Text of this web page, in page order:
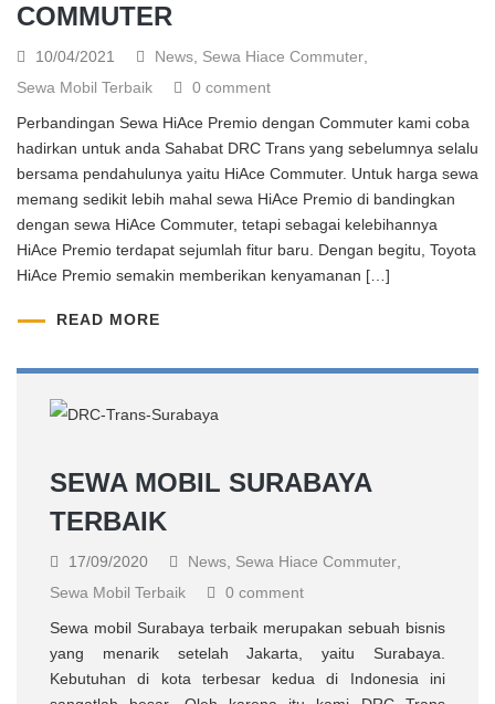
COMMUTER
10/04/2021 News, Sewa Hiace Commuter,
Sewa Mobil Terbaik
0 comment
Perbandingan Sewa HiAce Premio dengan Commuter kami coba
hadirkan untuk anda Sahabat DRC Trans yang sebelumnya selalu
bersama pendahulunya yaitu HiAce Commuter. Untuk harga sewa
memang sedikit lebih mahal sewa HiAce Premio di bandingkan
dengan sewa HiAce Commuter, tetapi sebagai kelebihannya
HiAce Premio terdapat sejumlah fitur baru. Dengan begitu, Toyota
HiAce Premio semakin memberikan kenyamanan […]
READ MORE
SEWA MOBIL SURABAYA
TERBAIK
17/09/2020 News Sewa Hiace Commuter
Sewa Mobil Terbaik
0 comment
Sewa mobil Surabaya terbaik merupakan sebuah bisnis
yang menarik setelah Jakarta, yaitu Surabaya.
Kebutuhan di kota terbesar kedua di Indonesia ini